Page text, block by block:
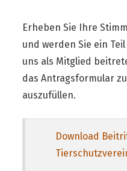
Erheben Sie Ihre
und werden Sie ein
uns als Mitglied
das Antragsformular
auszufüllen.
Download